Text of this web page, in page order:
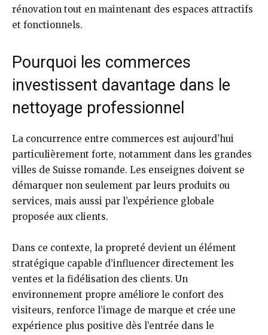
rénovation tout en maintenant des espaces attractifs
et fonctionnels.
Pourquoi les commerces
investissent davantage dans le
nettoyage professionnel
La concurrence entre commerces est aujourd’hui
particulièrement forte, notamment dans les grandes
villes de Suisse romande. Les enseignes doivent se
démarquer non seulement par leurs produits ou
services, mais aussi par l’expérience globale
proposée aux clients.
Dans ce contexte, la propreté devient un élément
stratégique capable d’influencer directement les
ventes et la fidélisation des clients. Un
environnement propre améliore le confort des
visiteurs, renforce l’image de marque et crée une
expérience plus positive dès l’entrée dans le